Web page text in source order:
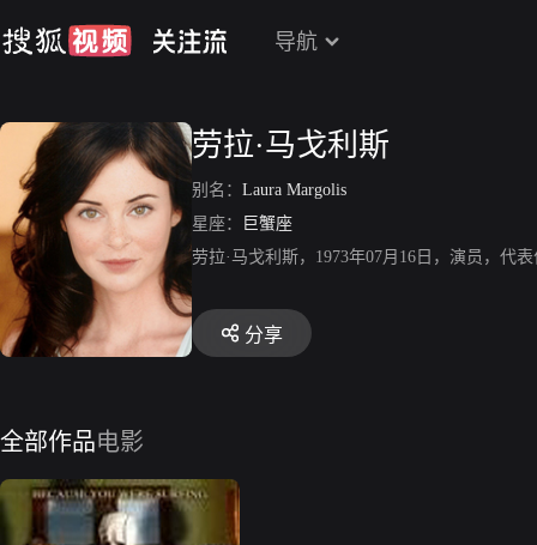
导航
劳拉·马戈利斯
别名： Laura Margolis
星座：
巨蟹座
劳拉·马戈利斯，1973年07月16日，演员，代
分享
全部作品电影